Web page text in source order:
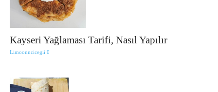
Kayseri Yağlaması Tarifi, Nasıl Yapılır
Limoonncicegii 0